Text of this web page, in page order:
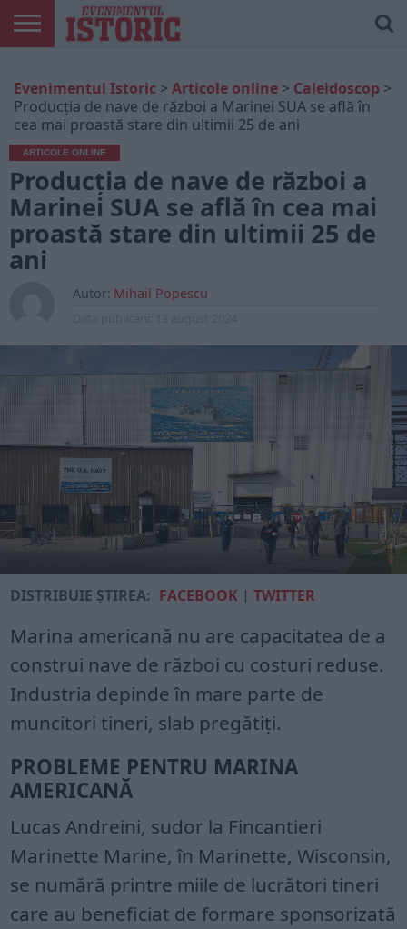
ONLINE
EDIȚII
TIPĂRITE
ISTORIC
PLAY
CONTUL
MEU
Evenimentul Istoric > Articole online > Caleidoscop >
Producția de nave de război a Marinei SUA se află în
cea mai proastă stare din ultimii 25 de ani
ARTICOLE ONLINE
Producția de nave de război a
Marinei SUA se află în cea mai
proastă stare din ultimii 25 de
ani
Autor: Mihail Popescu
DISTRIBUIE ȘTIREA: FACEBOOK |TWITTER
Marina americană nu are capacitatea de a
construi nave de război cu costuri reduse.
Industria depinde în mare parte de
muncitori tineri, slab pregătiți.
PROBLEME PENTRU MARINA
AMERICANĂ
Lucas Andreini, sudor la Fincantieri
Marinette Marine, în Marinette, Wisconsin,
se numără printre miile de lucrători tineri
care au beneficiat de formare sponsorizată